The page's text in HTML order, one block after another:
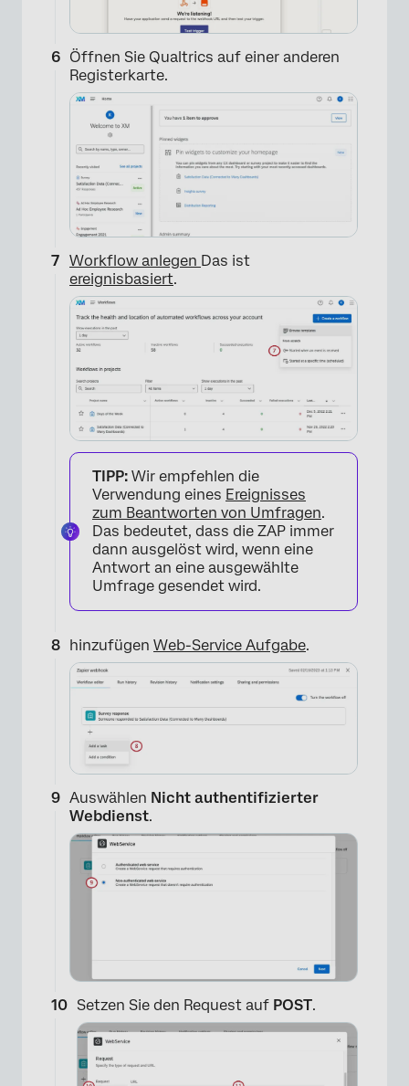
×
Öffnen Sie Qualtrics auf einer anderen
Registerkarte.
Workflow anlegen Das ist
ereignisbasiert.
×
TIPP: Wir empfehlen die
Verwendung eines Ereignisses
zum Beantworten von Umfragen.
Das bedeutet, dass die ZAP immer
dann ausgelöst wird, wenn eine
Antwort an eine ausgewählte
Umfrage gesendet wird.
hinzufügen Web-Service Aufgabe.
Auswählen Nicht authentifizierter
Webdienst.
Setzen Sie den Request auf POST.